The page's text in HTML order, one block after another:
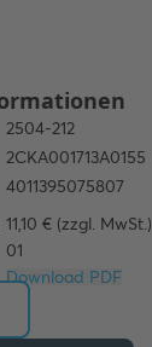
11,10 € (zzgl. MwSt.)
01
Download PDF